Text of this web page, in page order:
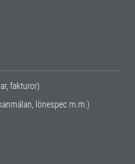
fakturor)
lönespec m.m.)